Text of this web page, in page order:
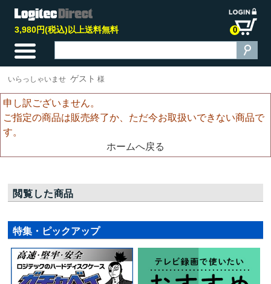
3,980円(税込)以上送料無料 0
いらっしゃいませ ゲスト 様
申し訳ございません。
ご指定の商品は販売終了か、ただ今お取扱いできない商品で
す。
ホームへ戻る
閲覧した商品
特集・ピックアップ